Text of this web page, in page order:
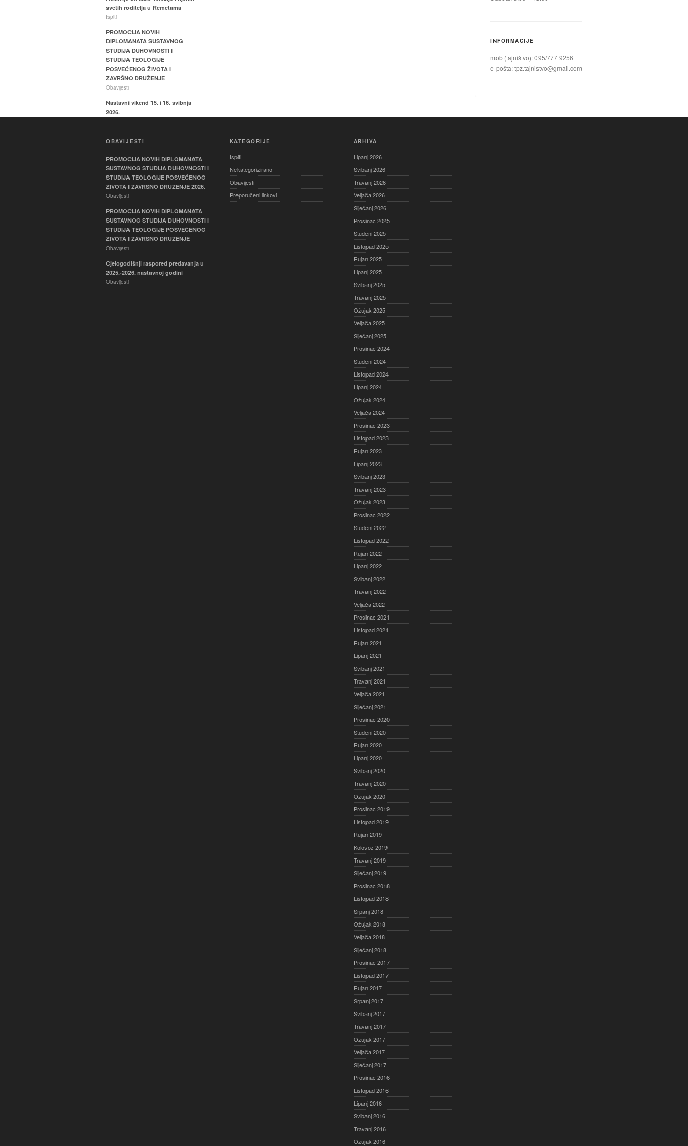
svetih roditelja u Remetama
Ispiti
PROMOCIJA NOVIH
DIPLOMANATA SUSTAVNOG
STUDIJA DUHOVNOSTI I
STUDIJA TEOLOGIJE
POSVEĆENOG ŽIVOTA I
ZAVRŠNO DRUŽENJE
Obavijesti
Nastavni vikend 15. i 16. svibnja
2026.
Terezije i svetih roditelja Ljudevita
INFORMACIJE
mob (tajništvo): 095/777 9256
e-pošta:tpz.tajnistvo@gmail.com
OBAVIJESTI
PROMOCIJA NOVIH DIPLOMANATA
SUSTAVNOG STUDIJA DUHOVNOSTI I
STUDIJA TEOLOGIJE POSVEĆENOG
ŽIVOTA I ZAVRŠNO DRUŽENJE 2026.
Obavijesti
PROMOCIJA NOVIH DIPLOMANATA
SUSTAVNOG STUDIJA DUHOVNOSTI I
STUDIJA TEOLOGIJE POSVEĆENOG
ŽIVOTA I ZAVRŠNO DRUŽENJE
Obavijesti
Cjelogodišnji raspored predavanja u
2025.-2026. nastavnoj godini
Obavijesti
KATEGORIJE
Ispiti
Nekategorizirano
Obavijesti
Preporučeni linkovi
ARHIVA
Lipanj 2026
Svibanj 2026
Travanj 2026
Veljača 2026
Siječanj 2026
Prosinac 2025
Studeni 2025
Listopad 2025
Rujan 2025
Lipanj 2025
Svibanj 2025
Travanj 2025
Ožujak 2025
Veljača 2025
Siječanj 2025
Prosinac 2024
Studeni 2024
Listopad 2024
Lipanj 2024
Ožujak 2024
Veljača 2024
Prosinac 2023
Listopad 2023
Rujan 2023
Lipanj 2023
Svibanj 2023
Travanj 2023
Ožujak 2023
Prosinac 2022
Studeni 2022
Listopad 2022
Rujan 2022
Lipanj 2022
Svibanj 2022
Travanj 2022
Veljača 2022
Prosinac 2021
Listopad 2021
Rujan 2021
Lipanj 2021
Svibanj 2021
Travanj 2021
Veljača 2021
Siječanj 2021
Prosinac 2020
Studeni 2020
Rujan 2020
Lipanj 2020
Svibanj 2020
Travanj 2020
Ožujak 2020
Prosinac 2019
Listopad 2019
Rujan 2019
Kolovoz 2019
Travanj 2019
Siječanj 2019
Prosinac 2018
Listopad 2018
Srpanj 2018
Ožujak 2018
Veljača 2018
Siječanj 2018
Prosinac 2017
Listopad 2017
Rujan 2017
Srpanj 2017
Svibanj 2017
Travanj 2017
Ožujak 2017
Veljača 2017
Siječanj 2017
Prosinac 2016
Listopad 2016
Lipanj 2016
Svibanj 2016
Travanj 2016
Ožujak 2016